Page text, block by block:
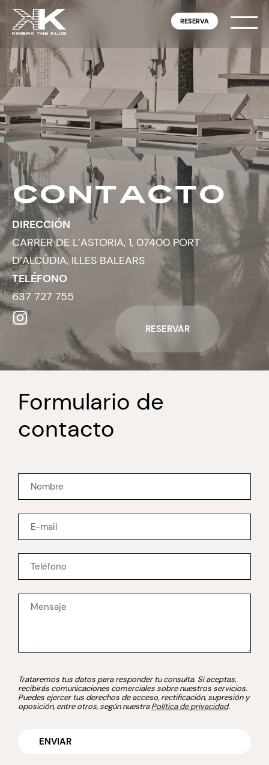
RESERVA
CONTACTO
DIRECCIÓN
CARRER DE L’ASTORIA, 1, 07400 PORT
D’ALCÚDIA, ILLES BALEARS
TELÉFONO
637 727 755
RESERVAR
Formulario de
contacto
Trataremos tus datos para responder tu consulta. Si aceptas,
recibirás comunicaciones comerciales sobre nuestros servicios.
Puedes ejercer tus derechos de acceso, rectificación, supresión y
oposición, entre otros, según nuestraPolítica de privacidad.
ENVIAR